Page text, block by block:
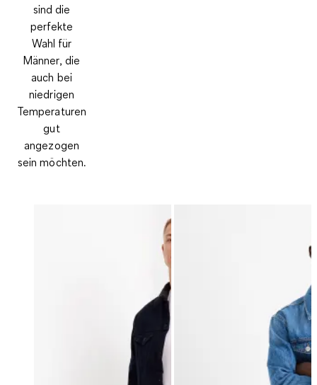
sind die
perfekte
Wahl für
Männer, die
auch bei
niedrigen
Temperaturen
gut
angezogen
sein möchten.